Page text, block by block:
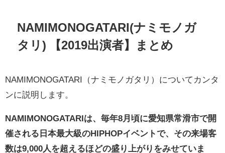
NAMIMONOGATARI(ナミモノガ
タリ) 【2019出演者】まとめ
NAMIMONOGATARI（ナミモノガタリ）についてカンタ
ンに説明します。
NAMIMONOGATARIは、毎年8月頃に愛知県常滑市で開
催される日本最大級のHIPHOPイベントで、その来場客
数は9,000人を超えるほどの盛り上がりをみせていま